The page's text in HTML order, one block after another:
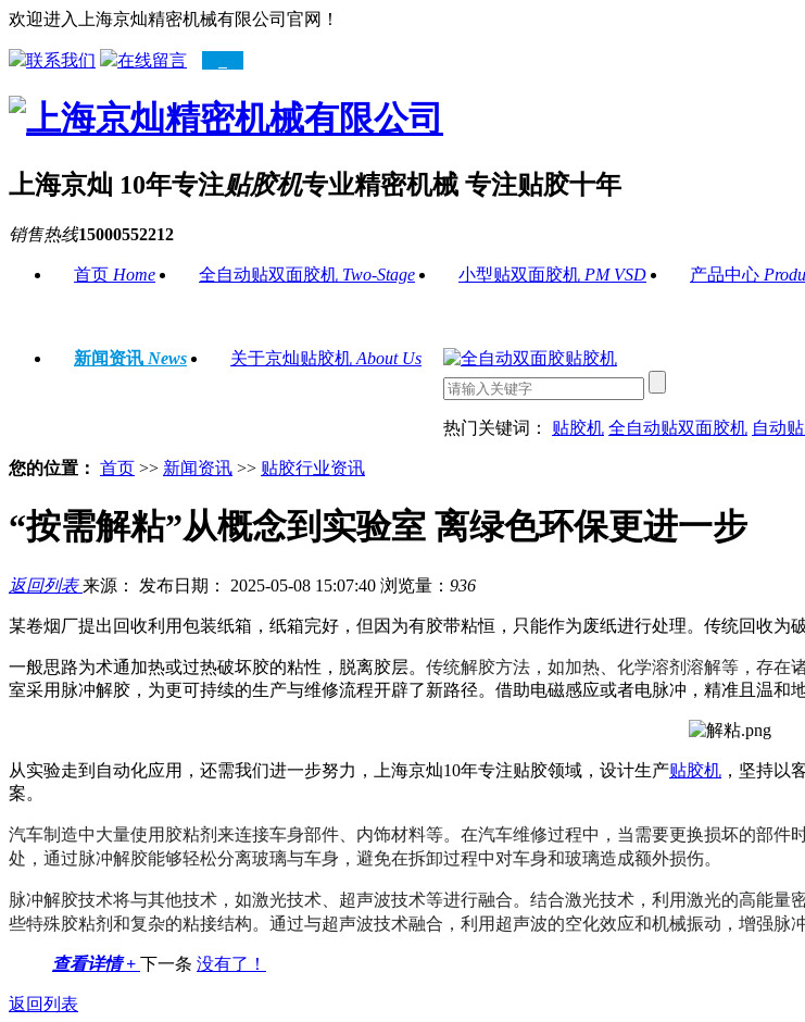
欢迎进入上海京灿精密机械有限公司官网！
联系我们 在线留言
上海京灿 10年专注贴胶机专业精密机械 专注贴胶十年
销售热线15000552212
首页 Home 全自动贴双面胶机 Two-Stage 小型贴双面胶机 PM VSD 产品中心
新闻资讯 News 关于京灿贴胶机 About Us
热门关键词： 贴胶机 全自动贴双面胶机 自动
您的位置： 首页 >> 新闻资讯 >> 贴胶行业资讯
“按需解粘”从概念到实验室 离绿色环保更进一步
返回列表来源： 发布日期： 2025-05-08 15:07:40 浏览量： 936
某卷烟厂提出回收利用包装纸箱，纸箱完好，但因为有胶带粘恒，只能作为废纸进行处理。传统回收为
一般思路为术通加热或过热破坏胶的粘性，脱离胶层。 传统解胶方法，如加热、化学溶剂溶解等，存在
室采用脉冲解胶，为更可持续的生产与维修流程开辟了新路径。借助电磁感应或者电脉冲，精准且温和
从实验走到自动化应用，还需我们进一步努力，上海京灿10年专注贴胶领域，设计生产贴胶机 ，坚持以
案。
汽车制造中大量使用胶粘剂来连接车身部件、内饰材料等。在汽车维修过程中，当需要更换损坏的部
处，通过脉冲解胶能够轻松分离玻璃与车身，避免在拆卸过程中对车身和玻璃造成额外损伤。
脉冲解胶技术将与其他技术，如激光技术、超声波技术等进行融合。结合激光技术，利用激光的高能
些特殊胶粘剂和复杂的粘接结构。通过与超声波技术融合，利用超声波的空化效应和机械振动，增强脉
查看详情 + 下一条 没有了！
返回列表